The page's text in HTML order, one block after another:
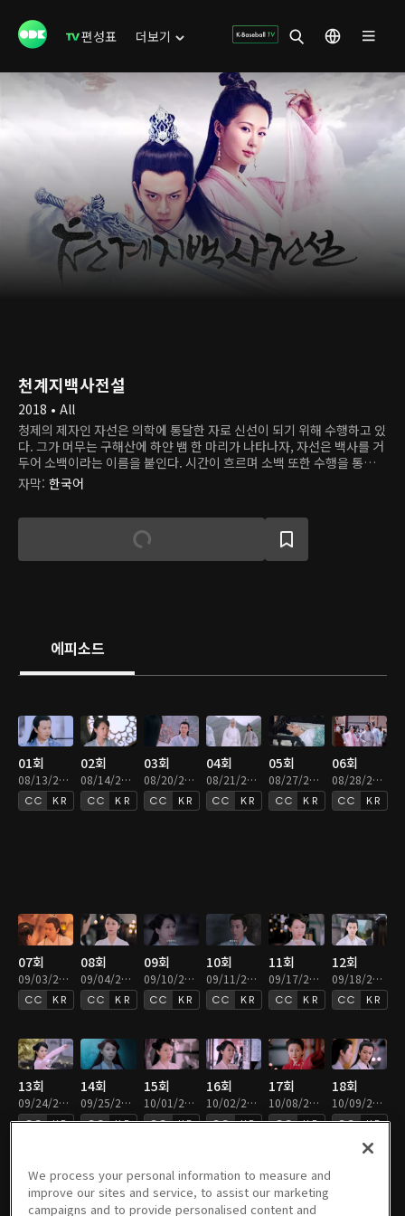
편성표 더보기
천계지백사전설
2018 • All
청제의 제자인 자선은 의학에 통달한 자로 신선이 되기 위해 수행하고 있
다. 그가 머무는 구해산에 하얀 뱀 한 마리가 나타나자, 자선은 백사를 거
두어 소백이라는 이름을 붙인다. 시간이 흐르며 소백 또한 수행을 통해
소녀로 변신할 수 있게 된다. 그러던 어느 날, 용왕의 아들 도철이 고대 괴
물인 흑교룡을 소환하여 세상을 혼란에 빠뜨린다. 자선과 그의 벗 능초는
희생한다. 그의 혼백이 사라지기 전, 지선은 소백에게 백요요라는 이름
을 주고 행복하게 살아야 한다고 당부한다. 하지만, 백요요는 사라진 자
선의 혼백을 불러 모으기 위해 천 년 동안 고군분투하고 있다. 백요요는
자막: 한국어
에피소드
01회
08/13/2021 • 46분
KR
02회
08/14/2021 • 46분
KR
03회
08/20/2021 • 46분
KR
04회
08/21/2021 • 46분
KR
05회
08/27/2021 • 46분
KR
06회
08/28/2021 • 46분
KR
07회
09/03/2021 • 46분
KR
08회
09/04/2021 • 46분
KR
09회
09/10/2021 • 46분
KR
10회
09/11/2021 • 46분
KR
11회
09/17/2021 • 46분
KR
12회
09/18/2021 • 46분
KR
13회
09/24/2021 • 46분
KR
14회
09/25/2021 • 46분
KR
15회
10/01/2021 • 46분
KR
16회
10/02/2021 • 46분
KR
17회
10/08/2021 • 46분
KR
18회
10/09/2021 • 43분
KR
19회 20회 21회 22회 23회
We process your personal information to measure and
improve our sites and service, to assist our marketing
campaigns and to provide personalised content and